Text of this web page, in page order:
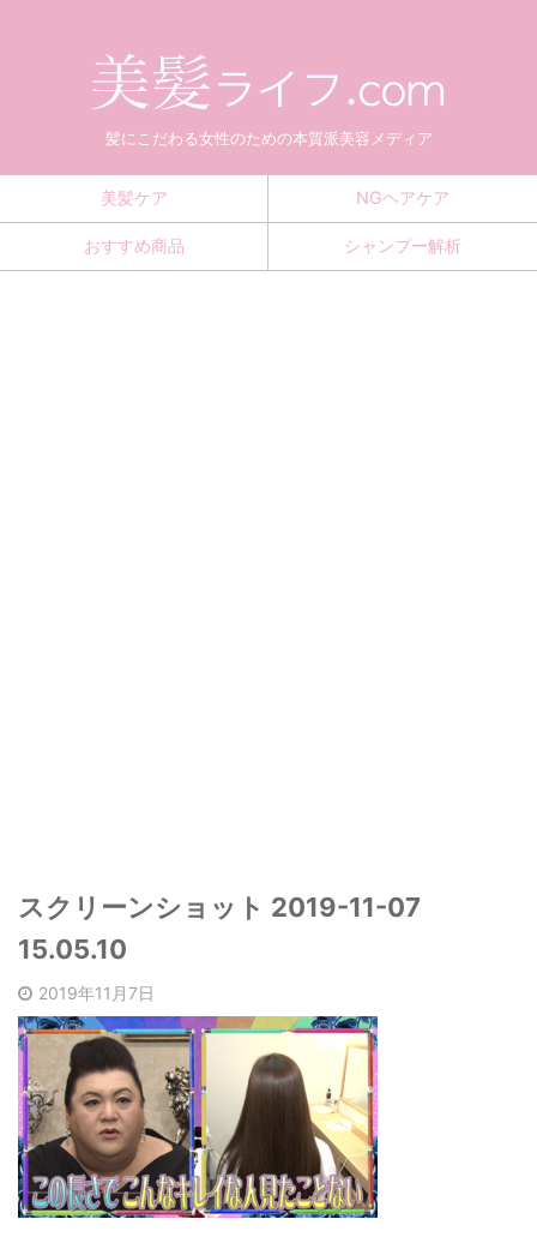
髪にこだわる女性のための本質派美容メディア
美髪ケア NGヘアケア
おすすめ商品 シャンプー解析
スクリーンショット 2019-11-07
15.05.10
2019年11月7日